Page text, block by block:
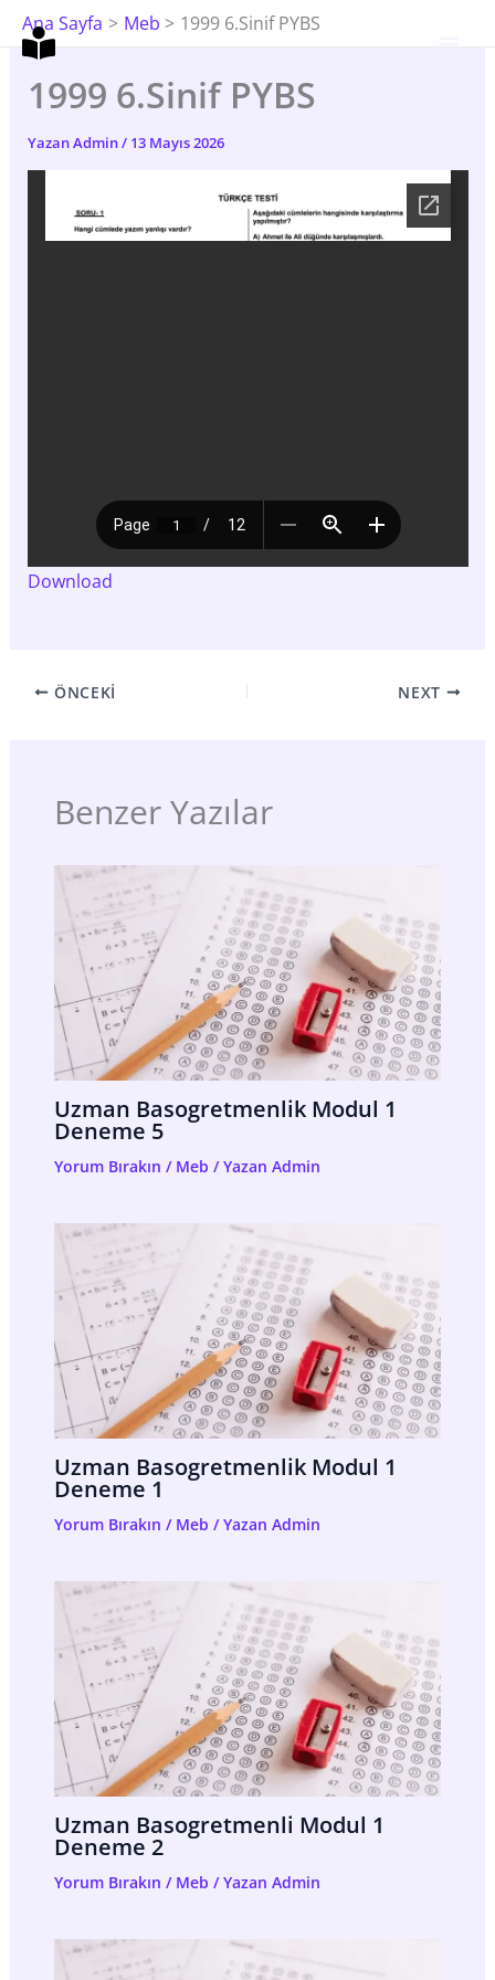
İçeriğe
Atla
Ana Sayfa Meb 1999 6.Sinif PYBS
1999 6.Sinif PYBS
YazanAdmin/ 13 Mayıs 2026
Download
ÖNCEKI NEXT
Benzer Yazılar
Uzman Basogretmenlik Modul 1
Deneme 5
Yorum Bırakın / Meb / Yazan Admin
Uzman Basogretmenlik Modul 1
Deneme 1
Yorum Bırakın / Meb / Yazan Admin
Uzman Basogretmenli Modul 1
Deneme 2
Yorum Bırakın / Meb / Yazan Admin